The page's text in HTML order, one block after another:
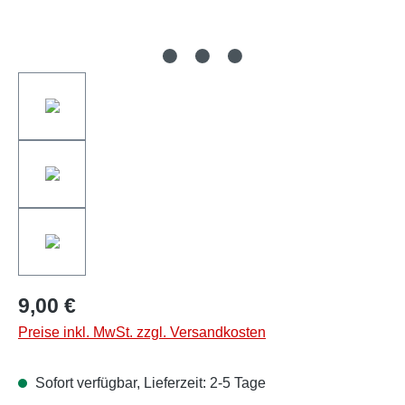
9,00 €
Preise inkl. MwSt. zzgl. Versandkosten
Sofort verfügbar, Lieferzeit: 2-5 Tage